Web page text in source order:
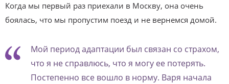
Когда мы первый раз приехали в Москву, она очень
боялась, что мы пропустим поезд и не вернемся домой.
Мой период адаптации был связан со страхом,
что я не справлюсь, что я могу ее потерять.
Постепенно все вошло в норму. Варя начала